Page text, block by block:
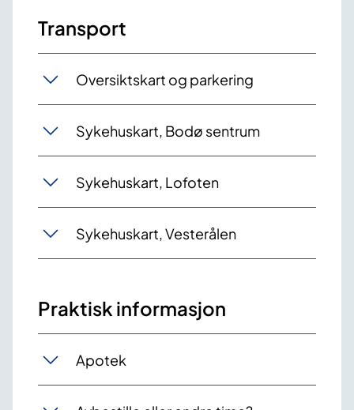
Transport
Oversiktskart og parkering
Sykehuskart, Bodø sentrum
Sykehuskart, Lofoten
Sykehuskart, Vesterålen
Praktisk informasjon
Apotek